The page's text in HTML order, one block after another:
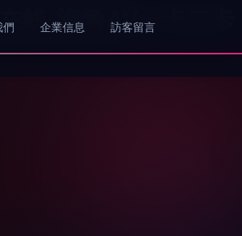
线-海角AV一卡二卡
們 企業信息 訪客留言